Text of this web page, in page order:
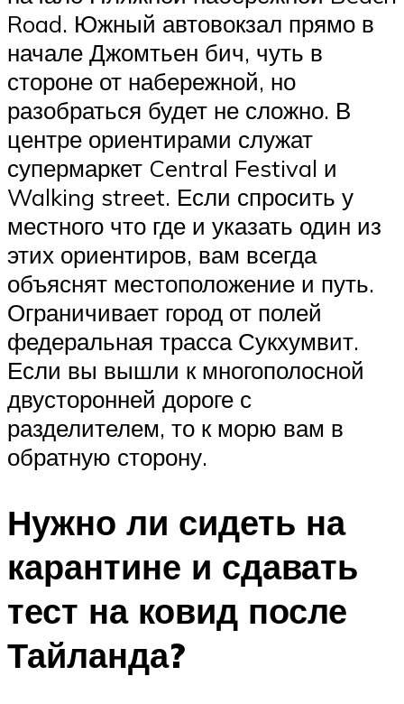
Road. Южный автовокзал прямо в
начале Джомтьен бич, чуть в
стороне от набережной, но
разобраться будет не сложно. В
центре ориентирами служат
супермаркет Central Festival и
Walking street. Если спросить у
местного что где и указать один из
этих ориентиров, вам всегда
объяснят местоположение и путь.
Ограничивает город от полей
федеральная трасса Сукхумвит.
Если вы вышли к многополосной
двусторонней дороге с
разделителем, то к морю вам в
обратную сторону.
Нужно ли сидеть на
карантине и сдавать
тест на ковид после
Тайланда?